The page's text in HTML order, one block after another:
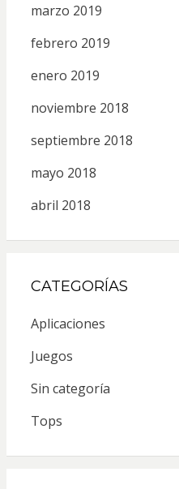
marzo 2019
febrero 2019
enero 2019
noviembre 2018
septiembre 2018
mayo 2018
abril 2018
CATEGORÍAS
Aplicaciones
Juegos
Sin categoría
Tops